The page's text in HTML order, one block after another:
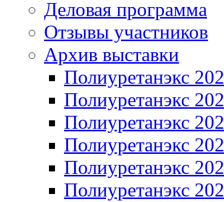
Деловая программа
Отзывы участников
Архив выставки
Полиуретанэкс
Полиуретанэкс
Полиуретанэкс
Полиуретанэкс
Полиуретанэкс
Полиуретанэкс